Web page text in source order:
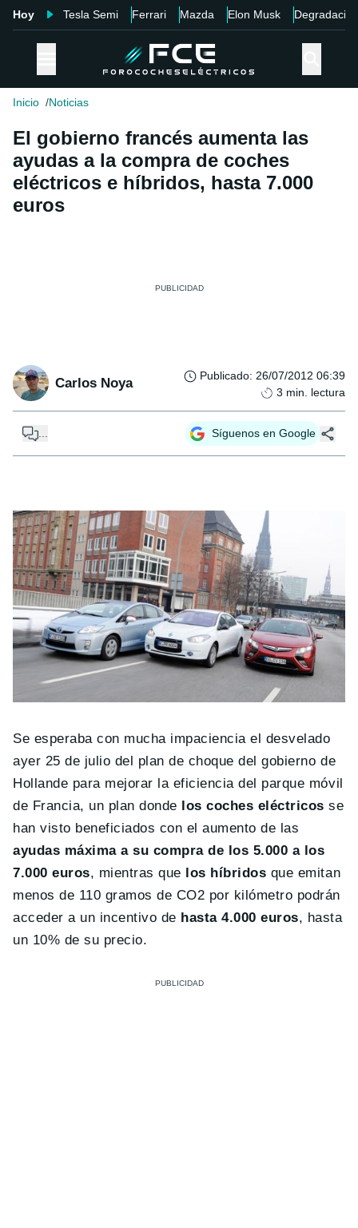
Hoy Tesla Semi Ferrari Mazda Elon Musk Degradación
Inicio Noticias
El gobierno francés aumenta las
ayudas a la compra de coches
eléctricos e híbridos, hasta 7.000
euros
Carlos Noya Publicado: 26/07/2012 06:39
3 min. lectura
... Síguenos en Google
Se esperaba con mucha impaciencia el desvelado
ayer 25 de julio del plan de choque del gobierno de
Hollande para mejorar la eficiencia del parque móvil
de Francia, un plan donde los coches eléctricos se
han visto beneficiados con el aumento de las
ayudas máxima a su compra de los 5.000 a los
7.000 euros, mientras que los híbridos que emitan
menos de 110 gramos de CO2 por kilómetro podrán
acceder a un incentivo de hasta 4.000 euros, hasta
un 10% de su precio.